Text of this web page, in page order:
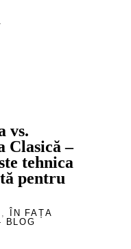
vs.
Clasică –
tehnica
pentru
,
ÎN FAȚA
BLOG